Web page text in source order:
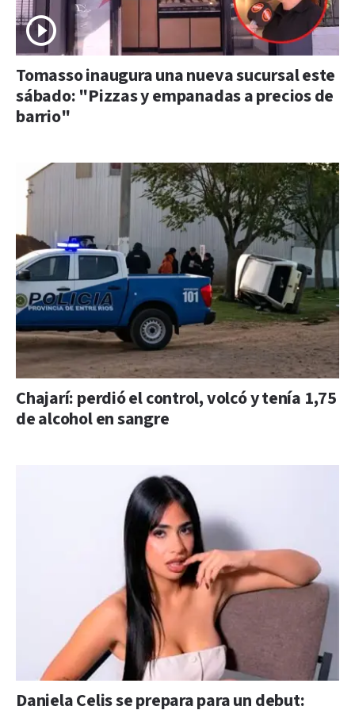
Tomasso inaugura una nueva sucursal este
sábado: "Pizzas y empanadas a precios de
barrio"
Chajarí: perdió el control, volcó y tenía 1,75
de alcohol en sangre
Daniela Celis se prepara para un debut: